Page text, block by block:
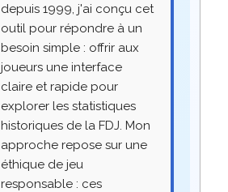
depuis 1999, j'ai conçu cet
outil pour répondre à un
besoin simple : offrir aux
joueurs une interface
claire et rapide pour
explorer les statistiques
historiques de la FDJ. Mon
approche repose sur une
éthique de jeu
responsable : ces